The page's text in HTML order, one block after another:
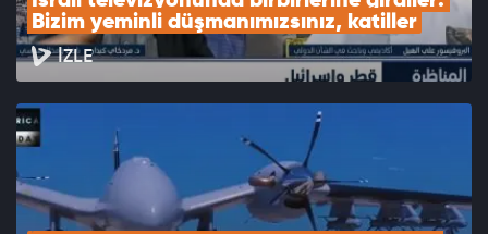
Bizim yeminli düşmanımızsınız, katiller
İZLE